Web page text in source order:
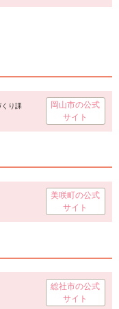
り課
岡山市の公式
サイト
美咲町の公式
サイト
総社市の公式
サイト